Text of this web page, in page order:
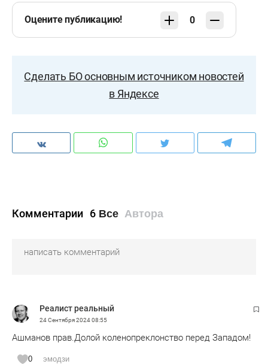
Оцените публикацию! 0
Сделать БО основным источником новостей
в Яндексе
Комментарии 6 Все Автора
Peaлист peальный
24 Сентября 202408:55
Ашманов прав.Долой коленопреклонство перед Западом!
0 эмодзи